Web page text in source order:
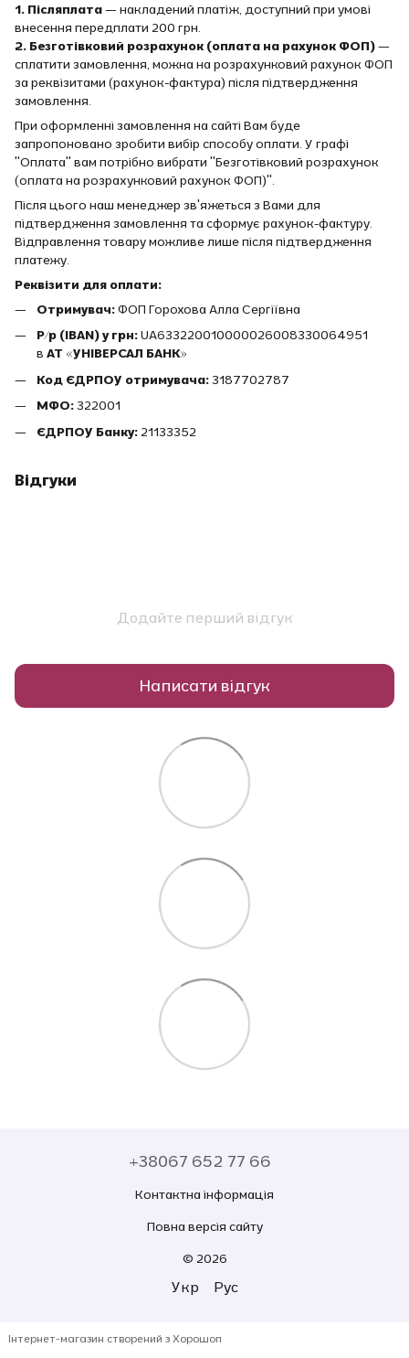
1. Післяплата— накладений платіж, доступний при умові
внесення передплати 200 грн.
2. Безготівковий розрахунок (оплата на рахунок ФОП)—
сплатити замовлення, можна на розрахунковий рахунок ФОП
за реквізитами (рахунок-фактура) після підтвердження
замовлення.
При оформленні замовлення на сайті Вам буде
запропоновано зробити вибір способу оплати. У графі
"Оплата" вам потрібно вибрати "Безготівковий розрахунок
(оплата на розрахунковий рахунок ФОП)".
Після цього наш менеджер зв'яжеться з Вами для
підтвердження замовлення та сформує рахунок-фактуру.
Відправлення товару можливе лише після підтвердження
платежу.
Реквізити для оплати:
Отримувач:ФОП Горохова Алла Сергіївна
Р/р (IBAN) у грн:UA633220010000026008330064951
в АТ «УНІВЕРСАЛ БАНК»
Код ЄДРПОУ отримувача:3187702787
МФО:322001
ЄДРПОУ Банку: 21133352
Відгуки
Додайте перший відгук
Написати відгук
+38067 652 77 66
Контактна інформація
Повна версія сайту
© 2026
Укр Рус
Інтернет-магазин створений з Хорошоп